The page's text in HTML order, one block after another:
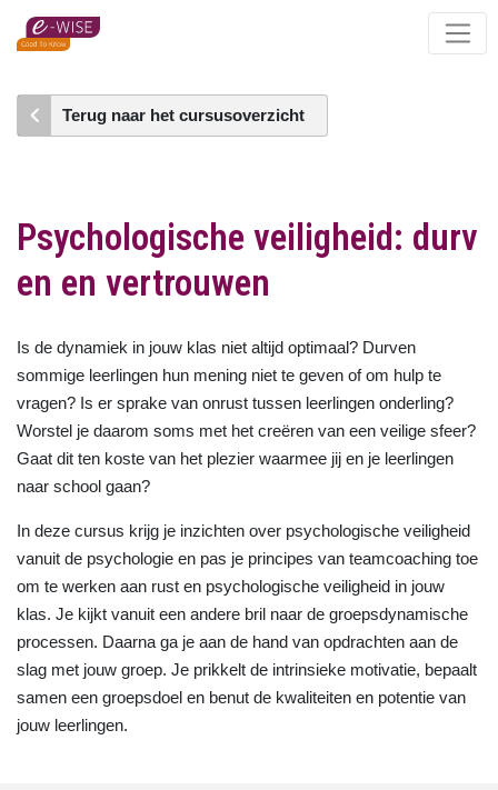
Skip
content
Terug naar het cursusoverzicht
Psychologische veiligheid: durv
en en vertrouwen
Is de dynamiek in jouw klas niet altijd optimaal? Durven
sommige leerlingen hun mening niet te geven of om hulp te
vragen? Is er sprake van onrust tussen leerlingen onderling?
Worstel je daarom soms met het creëren van een veilige sfeer?
Gaat dit ten koste van het plezier waarmee jij en je leerlingen
naar school gaan?
In deze cursus krijg je inzichten over psychologische veiligheid
vanuit de psychologie en pas je principes van teamcoaching toe
om te werken aan rust en psychologische veiligheid in jouw
klas. Je kijkt vanuit een andere bril naar de groepsdynamische
processen. Daarna ga je aan de hand van opdrachten aan de
slag met jouw groep. Je prikkelt de intrinsieke motivatie, bepaalt
samen een groepsdoel en benut de kwaliteiten en potentie van
jouw leerlingen.